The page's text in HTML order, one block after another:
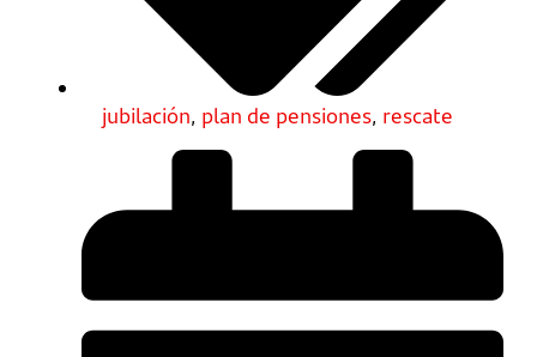
jubilación, plan de pensiones, rescate